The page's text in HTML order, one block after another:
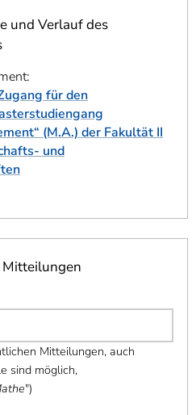
zur
und Verlauf des
für den
(M.A.) der Fakultät II
und
Mitteilungen
Mitteilungen, auch
sind möglich,
")